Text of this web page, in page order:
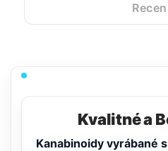
Kvalitné a
Kanabinoidy vyrábané